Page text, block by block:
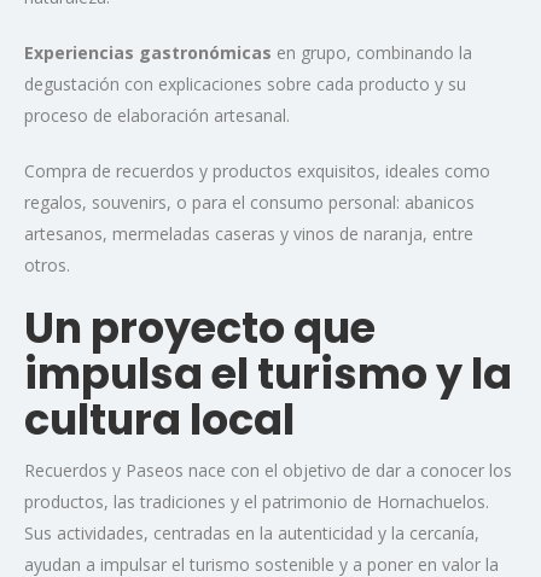
Experiencias gastronómicas en grupo, combinando la
degustación con explicaciones sobre cada producto y su
proceso de elaboración artesanal.
Compra de recuerdos y productos exquisitos, ideales como
regalos, souvenirs, o para el consumo personal: abanicos
artesanos, mermeladas caseras y vinos de naranja, entre
otros.
Un proyecto que
impulsa el turismo y la
cultura local
Recuerdos y Paseos nace con el objetivo de dar a conocer los
productos, las tradiciones y el patrimonio de Hornachuelos.
Sus actividades, centradas en la autenticidad y la cercanía,
ayudan a impulsar el turismo sostenible y a poner en valor la